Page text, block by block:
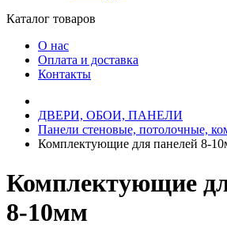
Каталог товаров
О нас
Оплата и доставка
Контакты
ДВЕРИ, ОБОИ, ПАНЕЛИ
Панели стеновые, потолочные,
Комплектующие для панелей 8-
Комплектующие
8-10мм